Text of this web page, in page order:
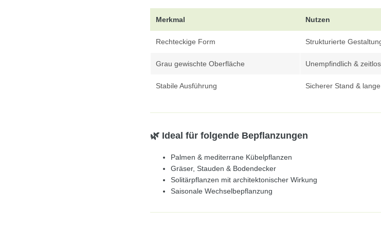
Merkmal Nutzen
Rechteckige Form Strukturierte
Grau gewischte Oberfläche Unempfindlich & zeitlos
Stabile Ausführung Sicherer Stand &
🌿 Ideal für folgende Bepflanzungen
Palmen & mediterrane Kübelpflanzen
Gräser, Stauden & Bodendecker
Solitärpflanzen mit architektonischer Wirkung
Saisonale Wechselbepflanzung